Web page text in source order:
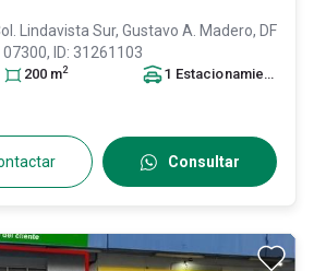
Lindavista Sur, Gustavo A. Madero, DF
07300, ID: 31261103
200 m2 1 Estacionamiento
Consultar